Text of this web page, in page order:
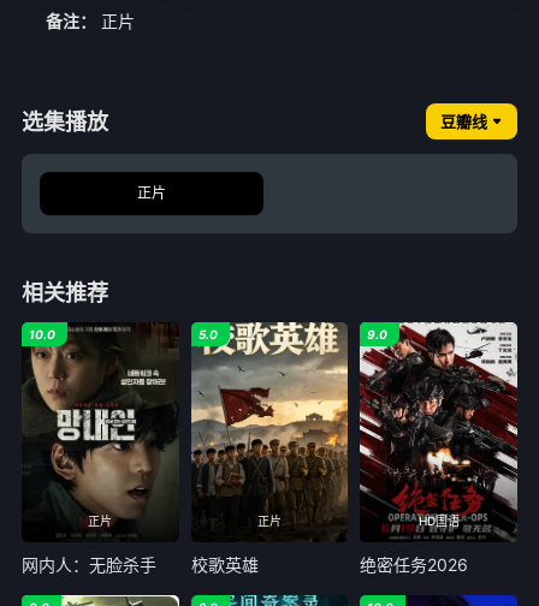
备注：
正片
选集播放 豆瓣线
正片
相关推荐
正片
10.0
网内人：无脸杀手
正片
5.0
校歌英雄
HD国语
9.0
绝密任务2026